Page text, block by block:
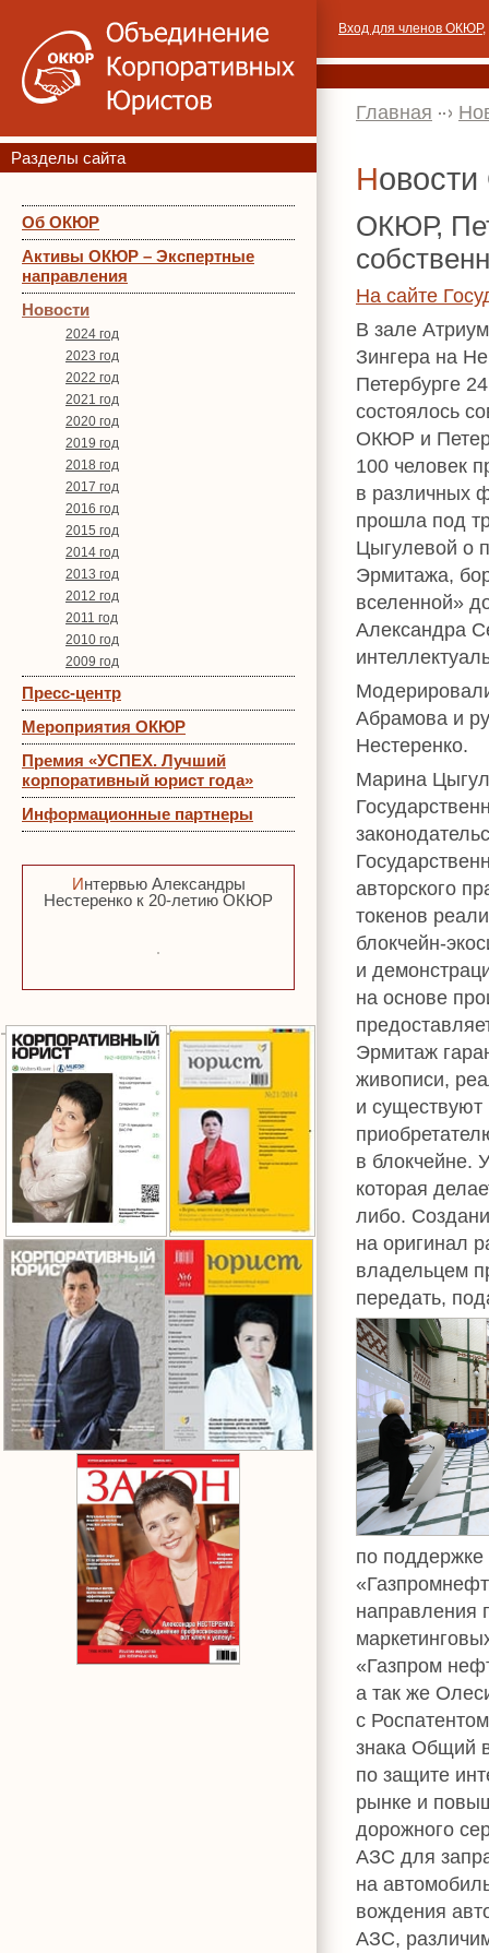
Разделы сайта
Об ОКЮР
Активы ОКЮР – Экспертные
направления
Новости
2024 год
2023 год
2022 год
2021 год
2020 год
2019 год
2018 год
2017 год
2016 год
2015 год
2014 год
2013 год
2012 год
2011 год
2010 год
2009 год
Пресс-центр
Мероприятия ОКЮР
Премия «УСПЕХ. Лучший
корпоративный юрист года»
Информационные партнеры
Интервью Александры
Нестеренко к 20-летию ОКЮР
Вход для членов ОКЮР,
Главная
ОКЮР,
На сайте
В зале
Зингера на
Петербурге
состоялось
ОКЮР и
100 человек
в различных
прошла под
Цыгулевой о
Эрмитажа,
вселенной»
Александра
Абрамова и
Нестеренко.
Марина
авторского
токенов
блокчейн-
и
на основе
Эрмитаж
живописи,
и существуют
в блокчейне.
которая
либо.
на оригинал
владельцем
передать,
по
направления
«Газпром
а так же
с
знака Общий
по защите
рынке и
дорожного
АЗС для
на
вождения
АЗС,